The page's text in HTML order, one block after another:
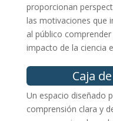
proporcionan
las motivaciones que
al público
impacto de la ciencia
Caja
Un espacio diseñado
comprensión clara y